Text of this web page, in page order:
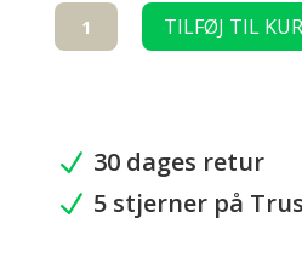
Rustfri
skål
TILFØJ TIL
N 30 dages retur
N 5 stjerner på